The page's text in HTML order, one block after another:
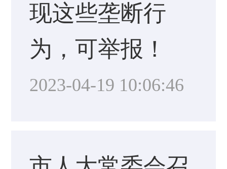
现这些垄断行
为，可举报！
2023-04-19 10:06:46